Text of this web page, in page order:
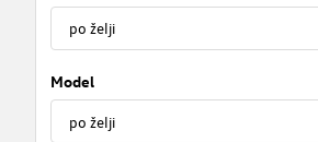
Model